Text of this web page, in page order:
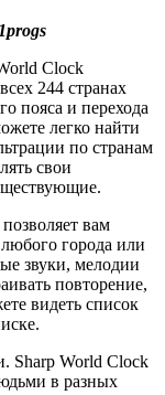
Clock
244 странах
пояса и перехода
легко найти
по странам
свои
вам
города или
звуки, мелодии
повторение,
видеть список
Sharp World Clock
в разных